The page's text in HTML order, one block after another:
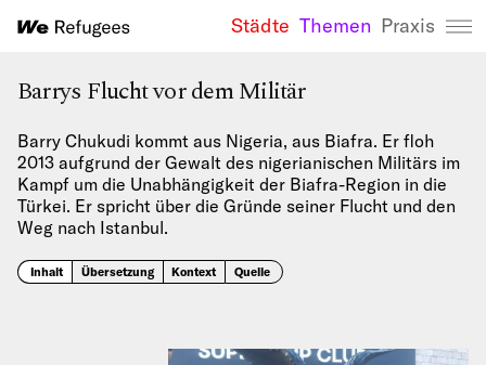
We Refugees
Städte Themen Praxis
Barrys Flucht vor dem Militär
Barry Chukudi kommt aus Nigeria, aus Biafra. Er floh
2013 aufgrund der Gewalt des nigerianischen Militärs im
Kampf um die Unabhängigkeit der Biafra-Region in die
Türkei. Er spricht über die Gründe seiner Flucht und den
Weg nach Istanbul.
Inhalt Übersetzung Kontext Quelle